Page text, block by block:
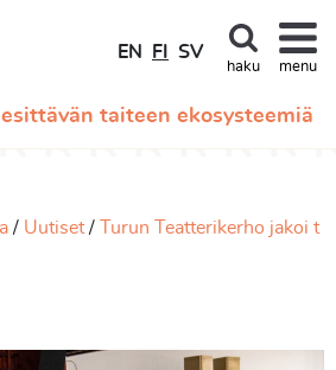
taiteen ekosysteemiä
EN FI SV
haku menu
Uutiset
Turun Teatterikerho jakoi t